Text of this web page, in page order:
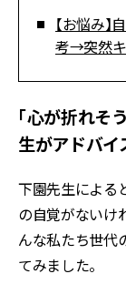
【お悩み
考→突然
「心が折れそ
生がアドバイ
下園先生による
の自覚がないけ
んな私たち世代
てみました。